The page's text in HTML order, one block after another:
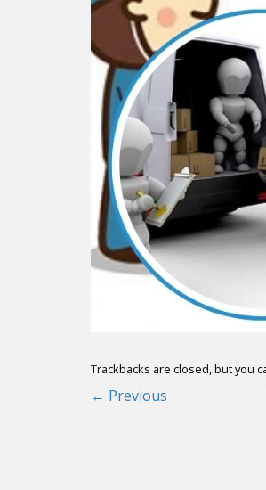
Trackbacks are closed, but you
← Previous